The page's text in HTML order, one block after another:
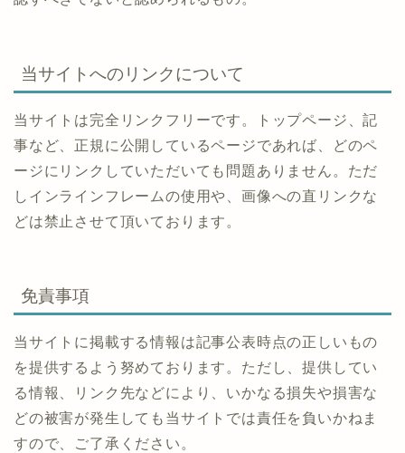
当サイトへのリンクについて
当サイトは完全リンクフリーです。トップページ、記
事など、正規に公開しているページであれば、どのペ
ージにリンクしていただいても問題ありません。ただ
しインラインフレームの使用や、画像への直リンクな
どは禁止させて頂いております。
免責事項
当サイトに掲載する情報は記事公表時点の正しいもの
を提供するよう努めております。ただし、提供してい
る情報、リンク先などにより、いかなる損失や損害な
どの被害が発生しても当サイトでは責任を負いかねま
すので、ご了承ください。